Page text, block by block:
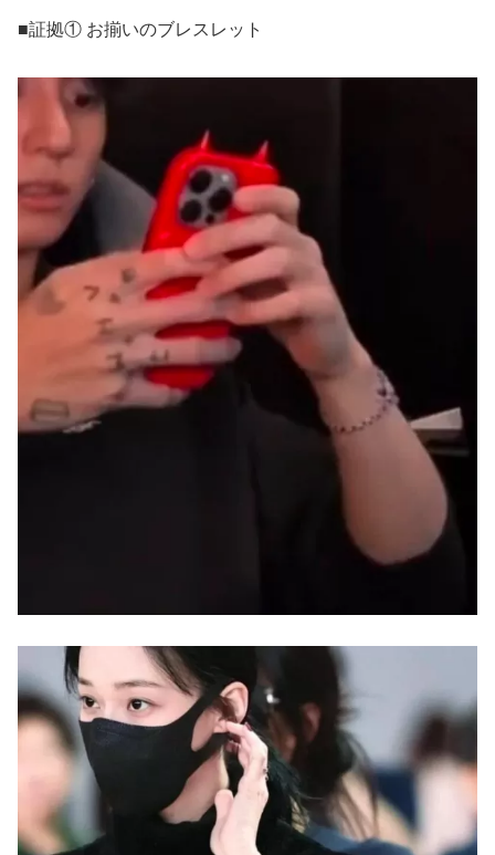
■証拠① お揃いのブレスレット